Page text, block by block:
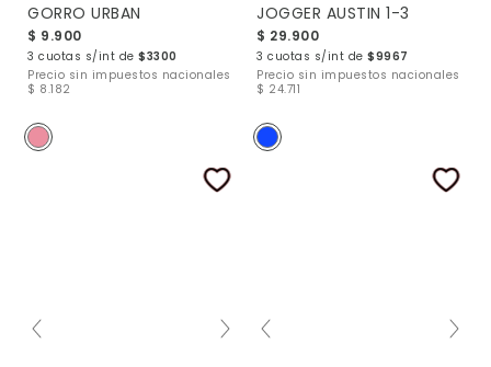
GORRO URBAN
$ 9.900
3 cuotas s/int de $3300
Precio sin impuestos nacionales
$ 8.182
JOGGER AUSTIN 1-3
$ 29.900
3 cuotas s/int de $9967
Precio sin impuestos nacionales
$ 24.711